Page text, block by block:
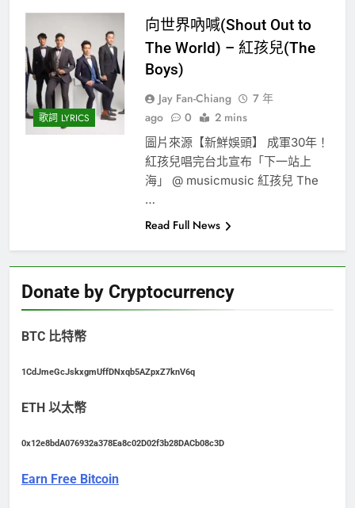
歌詞 LYRICS
向世界吶喊(Shout Out to
The World) – 紅孩兒(The
Boys)
Jay Fan-Chiang
7 年
ago
0 2 mins
圖片來源【新鮮娛頭】 成軍30年！
紅孩兒唱完台北宣布「下一站上
海」 @ musicmusic 紅孩兒 The
…
Read Full News
Donate by Cryptocurrency
BTC 比特幣
1CdJmeGcJskxgmUffDNxqb5AZpxZ7knV6q
ETH 以太幣
0x12e8bdA076932a378Ea8c02D02f3b28DACb08c3D
Earn Free Bitcoin